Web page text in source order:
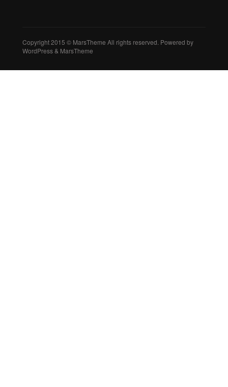
Copyright 2015 © MarsTheme All rights reserved. Powered by
WordPress & MarsTheme